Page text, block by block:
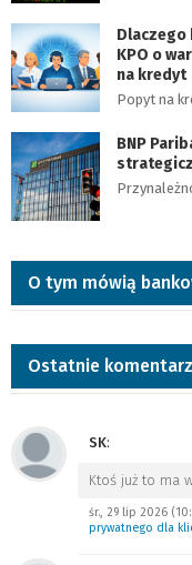
Dlaczego
KPO o
na kredyt
Popyt na
BNP
O tym mówią
Ostatnie
SK:
Ktoś już to ma
śr., 29 lip 2026
prywatnego dla